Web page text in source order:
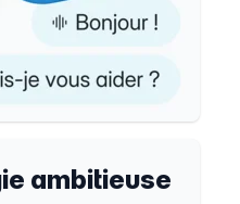
ambitieuse